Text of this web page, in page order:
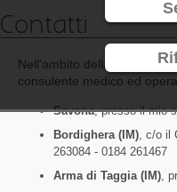
Contatti
Nell'ambito della specialità
consulente medico ed
Savona, presso il mio
Bordighera (IM), c/o il
263084 - 0184 261467
Arma di Taggia (IM),